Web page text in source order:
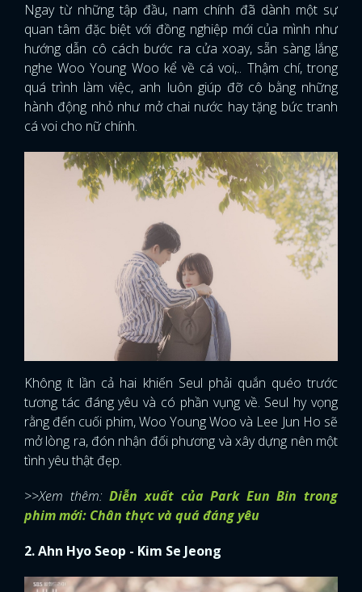
Ngay từ những tập đầu, nam chính đã dành một sự
quan tâm đặc biệt với đồng nghiệp mới của mình như
hướng dẫn cô cách bước ra cửa xoay, sẵn sàng lắng
nghe Woo Young Woo kể về cá voi,.. Thậm chí, trong
quá trình làm việc, anh luôn giúp đỡ cô bằng những
hành động nhỏ như mở chai nước hay tặng bức tranh
cá voi cho nữ chính.
Không ít lần cả hai khiến Seul phải quắn quéo trước
tương tác đáng yêu và có phần vụng về. Seul hy vọng
rằng đến cuối phim, Woo Young Woo và Lee Jun Ho sẽ
mở lòng ra, đón nhận đối phương và xây dựng nên một
tình yêu thật đẹp.
>>Xem thêm:Diễn xuất của Park Eun Bin trong
phim mới: Chân thực và quá đáng yêu
2. Ahn Hyo Seop - Kim Se Jeong